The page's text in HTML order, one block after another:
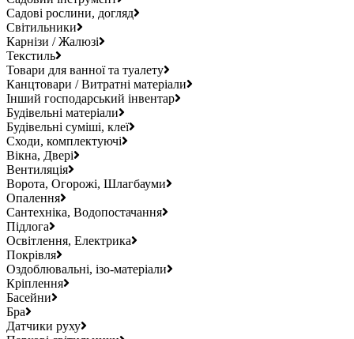
Садові рослини, догляд
Світильники
Карнізи / Жалюзі
Текстиль
Товари для ванної та туалету
Канцтовари / Витратні матеріали
Інший господарський інвентар
Будівельні матеріали
Будівельні суміші, клеї
Сходи, комплектуючі
Вікна, Двері
Вентиляція
Ворота, Огорожі, Шлагбауми
Опалення
Сантехніка, Водопостачання
Підлога
Освітлення, Електрика
Покрівля
Оздоблювальні, ізо-матеріали
Кріплення
Басейни
Бра
Датчики руху